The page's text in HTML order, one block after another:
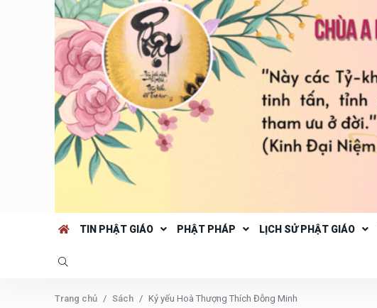
TIN PHẬT GIÁO PHẬT PHÁP LỊCH SỬ PHẬT GIÁO
Trang chủ Sách Kỷ yếu Hoà Thượng Thích Đỗng Minh